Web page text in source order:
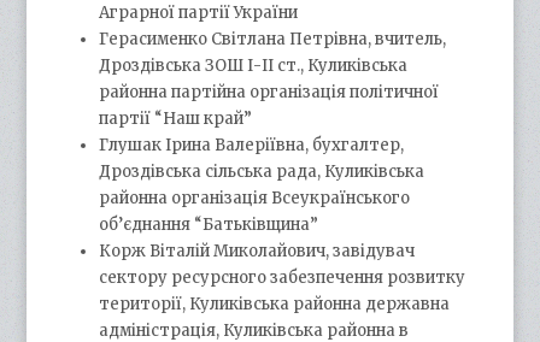
Аграрної партії України
Герасименко Світлана Петрівна, вчитель,
Дроздівська ЗОШ І-ІІ ст., Куликівська
районна партійна організація політичної
партії “Наш край”
Глушак Ірина Валеріївна, бухгалтер,
Дроздівська сільська рада, Куликівська
районна організація Всеукраїнського
об’єднання “Батьківщина”
Корж Віталій Миколайович, завідувач
сектору ресурсного забезпечення розвитку
території, Куликівська районна державна
адміністрація, Куликівська районна в